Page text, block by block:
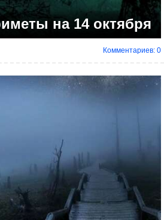
на 14 октября
Комментариев: 0